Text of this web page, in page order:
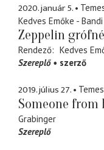
2020. január 5.
Kedves Emőke -
Zeppelin
Rendező
Kedves
Szereplő
szerző
2019. július 27.
Someone from
Grabinger
Szereplő